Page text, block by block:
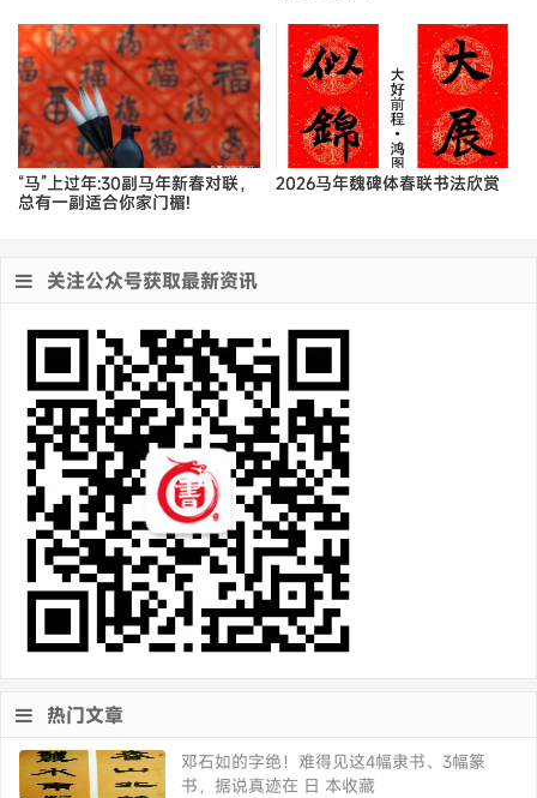
“马”上过年:30副马年新春对联，
总有一副适合你家门楣!
2026马年魏碑体春联书法欣赏
关注公众号获取最新资讯
热门文章
邓石如的字绝！难得见这4幅隶书、3幅篆
书，据说真迹在 日 本收藏